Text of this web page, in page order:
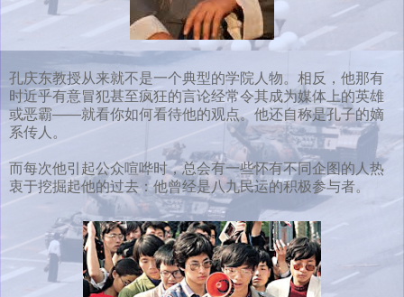
孔庆东教授从来就不是一个典型的学院人物。相反，他那有
时近乎有意冒犯甚至疯狂的言论经常令其成为媒体上的英雄
或恶霸——就看你如何看待他的观点。他还自称是孔子的嫡
系传人。
而每次他引起公众喧哗时，总会有一些怀有不同企图的人热
衷于挖掘起他的过去：他曾经是八九民运的积极参与者。